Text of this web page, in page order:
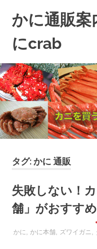
ツ
へ
ス
キ
ッ
プ
かに通販
にcrab
敗
し
な
い
か
に
販
ら
コ
コ
決
タグ:かに 通販
失敗しない！
舗」がおすすめ
2018年1月6日
SOOOTA
かに, かに本舗, ズワイガニ,